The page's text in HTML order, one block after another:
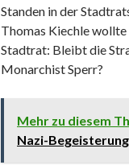
Standen in der
Thomas Kiechle wollte
Stadtrat: Bleibt die
Monarchist Sperr?
Mehr zu diesem
Nazi-Begeisterung